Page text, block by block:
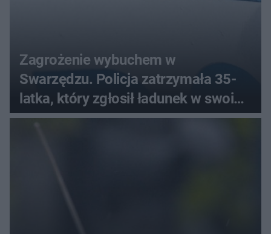
Zagrożenie wybuchem w
Swarzędzu. Policja zatrzymała 35-
latka, który zgłosił ładunek w swoim
aucie